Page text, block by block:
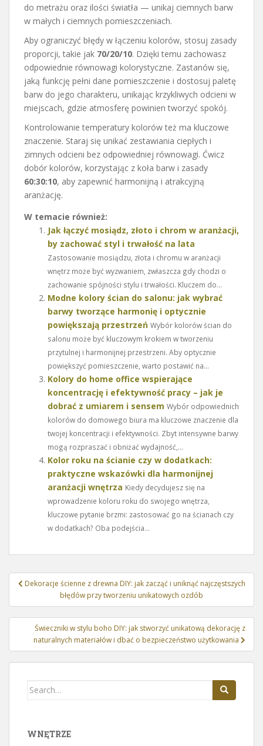
do metrażu oraz ilości światła — unikaj ciemnych barw
w małych i ciemnych pomieszczeniach.
Aby ograniczyć błędy w łączeniu kolorów, stosuj zasady
proporcji, takie jak 70/20/10. Dzięki temu zachowasz
odpowiednie równowagi kolorystyczne. Zastanów się,
jaką funkcję pełni dane pomieszczenie i dostosuj paletę
barw do jego charakteru, unikając krzykliwych odcieni w
miejscach, gdzie atmosferę powinien tworzyć spokój.
Kontrolowanie temperatury kolorów też ma kluczowe
znaczenie. Staraj się unikać zestawiania ciepłych i
zimnych odcieni bez odpowiedniej równowagi. Ćwicz
dobór kolorów, korzystając z koła barw i zasady
60:30:10, aby zapewnić harmonijną i atrakcyjną
aranżację.
W temacie również:
Jak łączyć mosiądz, złoto i chrom w aranżacji,
by zachować styl i trwałość na lata
Zastosowanie mosiądzu, złota i chromu w aranżacji
wnętrz może być wyzwaniem, zwłaszcza gdy chodzi o
zachowanie spójności stylu i trwałości. Kluczem do...
Modne kolory ścian do salonu: jak wybrać
barwy tworzące harmonię i optycznie
powiększają przestrzeń Wybór kolorów ścian do
salonu może być kluczowym krokiem w tworzeniu
przytulnej i harmonijnej przestrzeni. Aby optycznie
powiększyć pomieszczenie, warto postawić na...
Kolory do home office wspierające
koncentrację i efektywność pracy – jak je
dobrać z umiarem i sensem Wybór odpowiednich
kolorów do domowego biura ma kluczowe znaczenie dla
twojej koncentracji i efektywności. Zbyt intensywne barwy
mogą rozpraszać i obniżać wydajność,...
Kolor roku na ścianie czy w dodatkach:
praktyczne wskazówki dla harmonijnej
aranżacji wnętrza Kiedy decydujesz się na
wprowadzenie koloru roku do swojego wnętrza,
kluczowe pytanie brzmi: zastosować go na ścianach czy
w dodatkach? Oba podejścia...
Nawigacja
Dekoracje ścienne z drewna DIY: jak zacząć i uniknąć najczęstszych
błędów przy tworzeniu unikatowych ozdób
Świeczniki w stylu boho DIY: jak stworzyć unikatową dekorację z
naturalnych materiałów i dbać o bezpieczeństwo użytkowania
Search
WNĘTRZE